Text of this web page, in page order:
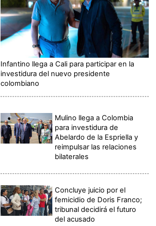
Infantino llega a Cali para participar en la
investidura del nuevo presidente
colombiano
Mulino llega a Colombia
para investidura de
Abelardo de la Espriella y
reimpulsar las relaciones
bilaterales
Concluye juicio por el
femicidio de Doris Franco;
tribunal decidirá el futuro
del acusado